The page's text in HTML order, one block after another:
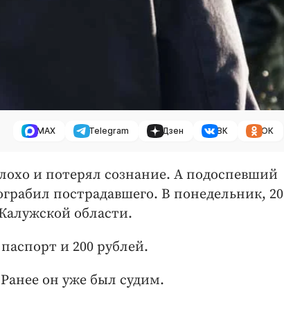
MAX Telegram Дзен ВК ОК
и потерял сознание. А подоспевший
пострадавшего. В понедельник, 20
области.
и 200 рублей.
он уже был судим.